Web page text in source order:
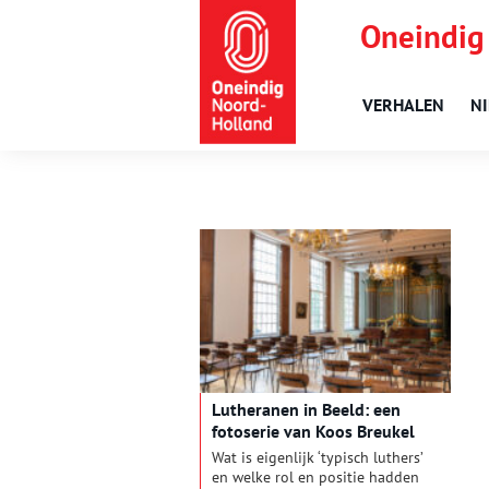
VERHALEN
Lutheranen in Beeld: een
fotoserie van Koos Breukel
Wat is eigenlijk ‘typisch luthers’
en welke rol en positie hadden